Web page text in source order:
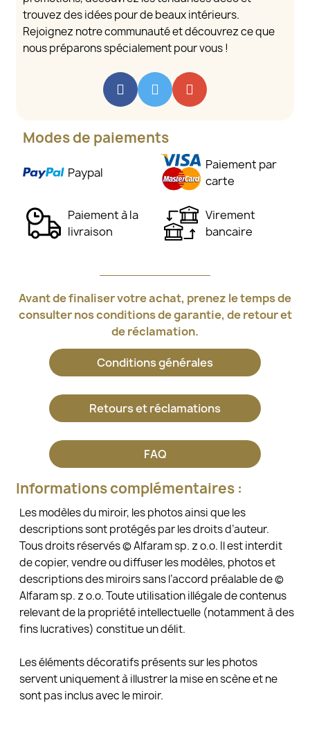
trouvez des idées pour de beaux intérieurs.
Rejoignez notre communauté et découvrez ce que
nous préparons spécialement pour vous !
Modes de paiements
Paypal
Paiement par
carte
Paiement à la
livraison
Virement
bancaire
Avant de finaliser votre achat, prenez le temps de
consulter nos conditions de garantie, de retour et
de réclamation.
Conditions générales
Retours et réclamations
FAQ
Informations complémentaires :
Les modèles du miroir, les photos ainsi que les
descriptions sont protégés par les droits d’auteur.
Tous droits réservés © Alfaram sp. z o.o. Il est interdit
de copier, vendre ou diffuser les modèles, photos et
descriptions des miroirs sans l’accord préalable de ©
Alfaram sp. z o.o. Toute utilisation illégale de contenus
relevant de la propriété intellectuelle (notamment à des
fins lucratives) constitue un délit.
Les éléments décoratifs présents sur les photos
servent uniquement à illustrer la mise en scène et ne
sont pas inclus avec le miroir.